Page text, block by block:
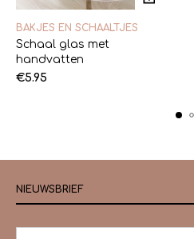
BAKJES EN SCHAALTJES
Schaal glas met
handvatten
€5.95
NIEUWSBRIEF